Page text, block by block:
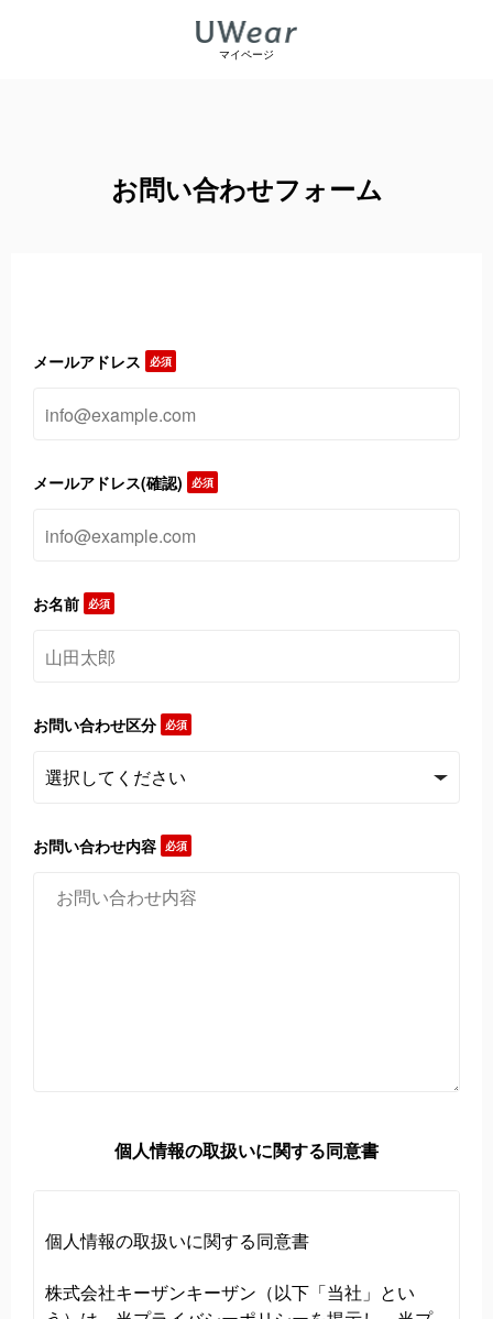
マイページ
お問い合わせフォーム
メールアドレス 必須
メールアドレス(確認) 必須
お名前 必須
お問い合わせ区分 必須
お問い合わせ内容 必須
個人情報の取扱いに関する同意書